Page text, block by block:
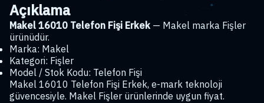
Açıklama
Makel 16010 Telefon Fişi Erkek— Makel marka Fişler
ürünüdür.
Marka: Makel
Kategori: Fişler
Model / Stok Kodu: Telefon Fişi
Makel 16010 Telefon Fişi Erkek, e-mark teknoloji
güvencesiyle. Makel Fişler ürünlerinde uygun fiyat.